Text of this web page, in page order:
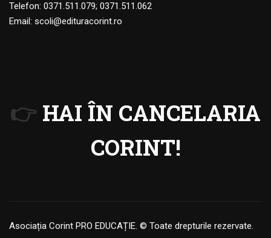
Telefon: 0371.511.079; 0371.511.062
Email: scoli@edituracorint.ro
👉 HAI ÎN CANCELARIA
CORINT!
Asociația Corint PRO EDUCAȚIE. © Toate drepturile rezervate.